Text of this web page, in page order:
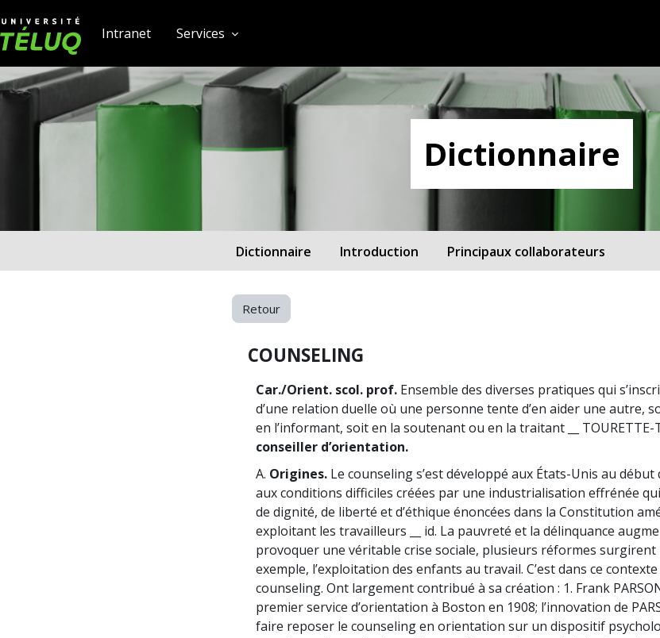
Université TÉLUQIntranet Services
Dictionnaire
Introduction
Dictionnaire Principaux collaborateurs
Retour
COUNSELING
Car./Orient. scol. prof. Ensemble des diverses pratiques qui
d’une relation duelle où une personne tente d’en aider une autre,
en l’informant, soit en la soutenant ou en la traitant __ TOURETTE-
conseiller d’orientation.
A. Origines. Le counseling s’est développé aux États-Unis au début
aux conditions difficiles créées par une industrialisation effrénée
de dignité, de liberté et d’éthique énoncées dans la Constitution
exploitant les travailleurs __ id. La pauvreté et la délinquance
provoquer une véritable crise sociale, plusieurs réformes
exemple, l’exploitation des enfants au travail. C’est dans ce contexte
counseling. Ont largement contribué à sa création : 1. Frank
premier service d’orientation à Boston en 1908; l’innovation de
faire reposer le counseling en orientation sur un dispositif